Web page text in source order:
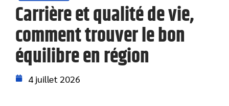
Carrière et qualité de vie,
comment trouver le bon
équilibre en région
4 juillet 2026